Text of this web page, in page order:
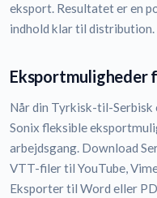
eksport. Resultatet er en
indhold klar til distribution.
Eksportmuligheder
Når din Tyrkisk-til-
Sonix fleksible
arbejdsgang. Download
VTT-filer til YouTube,
Eksporter til Word eller